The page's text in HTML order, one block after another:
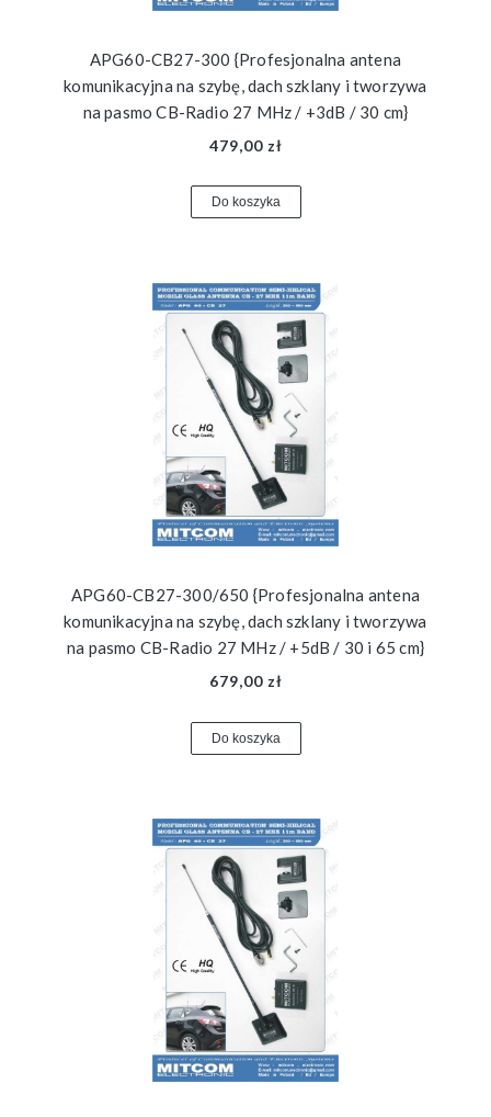
APG60-CB27-300 {Profesjonalna antena
komunikacyjna na szybę, dach szklany i tworzywa
na pasmo CB-Radio 27 MHz / +3dB / 30 cm}
479,00 zł
Do koszyka
APG60-CB27-300/650 {Profesjonalna antena
komunikacyjna na szybę, dach szklany i tworzywa
na pasmo CB-Radio 27 MHz / +5dB / 30 i 65 cm}
679,00 zł
Do koszyka